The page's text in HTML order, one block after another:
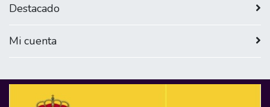
Destacado
Mi cuenta